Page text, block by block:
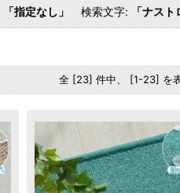
「指定なし」 検索文字: 「ナスト
全 [23] 件中、 [1-23] を表